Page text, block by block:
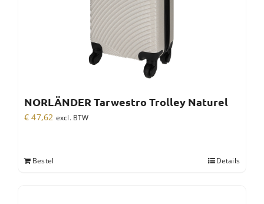
NORLÄNDER Tarwestro Trolley Naturel
€ 47,62 excl. BTW
Bestel Details